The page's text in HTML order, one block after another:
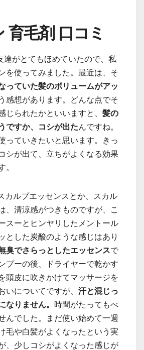
育毛剤 口コミ
達がとてもほめていたので、私
を使ってみました。最近は、そ
っていた髪のボリュームがアッ
感想があります。どんな点でそ
じられたかといいますと、 髪の
ですか、コシが出たんですね。
っていきたいと思います。きっ
シが出て、立ちがよくなる効果
。
カルプエッセンスとか、スカル
、清涼感がつきものですが、こ
スーとヒンヤリしたメントール
とした炭酸のような感じはあり
臭でさらっとしたエッセンスで
プーの後、ドライヤーで乾かす
頭皮に吹きかけてマッサージを
いについてですが、 汗と混じっ
なりません。 時間がたってもべ
んでした。まだ使い始めて一週
毛や白髪がよくなったという実
、少しコシがよくなった感じが